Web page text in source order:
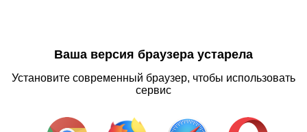
Ваша версия браузера устарела
Установите современный браузер, чтобы использовать
сервис